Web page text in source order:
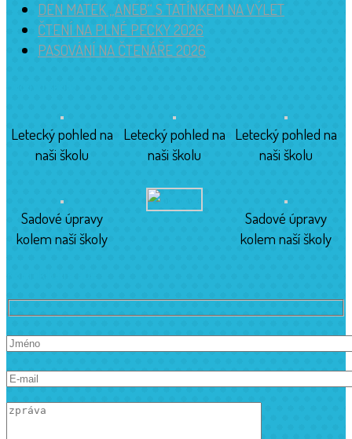
DEN MATEK „ANEB“ S TATÍNKEM NA VÝLET
ČTENÍ NA PLNÉ PECKY 2026
PASOVÁNÍ NA ČTENÁŘE 2026
Letecký pohled na
naši školu
Letecký pohled na
naši školu
Letecký pohled na
naši školu
Sadové úpravy
kolem naší školy
Sadové úpravy
kolem naší školy